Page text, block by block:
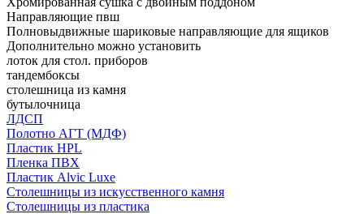
Направляющие пвш
Полновыдвижные шариковые направляющие для ящиков
Дополнительно можно установить
лоток для стол. приборов
тандембоксы
столешница из камня
бутылочница
ЛДСП
Полотно АГТ (МДФ)
Пластик HPL
Пленка ПВХ
Пластик Alvic Luxe
Столешницы из искусственного камня
Столешницы из пластика